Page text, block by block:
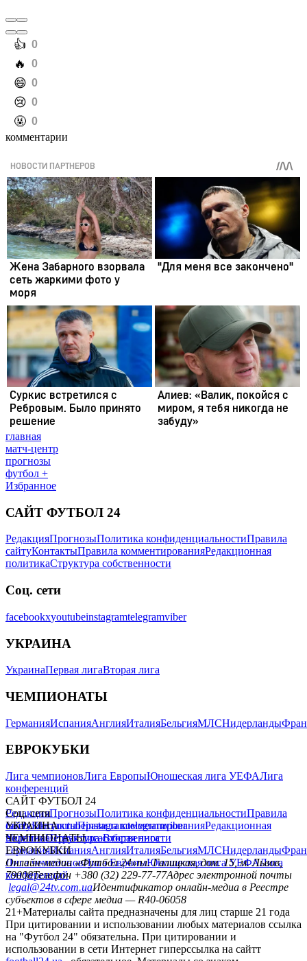
️👍 0
️🔥 0
️😄 0
️😢 0
️🤬 0
комментарии
главная
матч-центр
прогнозы
футбол +
Избранное
САЙТ ФУТБОЛ 24
РедакцияПрогнозыПолитика конфиденциальностиПравила
сайтуКонтактыПравила комментированияРедакционная
политикаСтруктура собственности
Соц. сети
facebookxyoutubeinstagramtelegramviber
УКРАИНА
УкраинаПервая лигаВторая лига
ЧЕМПИОНАТЫ
ГерманияИспанияАнглияИталияБельгияМЛСНидерланды
ЕВРОКУБКИ
Лига чемпионовЛига ЕвропыЮношеская лига УЕФАЛига
конференций
САЙТ ФУТБОЛ 24
РедакцияПрогнозыПолитика конфиденциальностиПравила
сайтуКонтактыПравила комментированияРедакционная
политикаСтруктура собственности
Соц. сети
facebookxyoutubeinstagramtelegramviber
УКРАИНА
УкраинаПервая лигаВторая лига
ЧЕМПИОНАТЫ
ГерманияИспанияАнглияИталияБельгияМЛСНидерланды
ЕВРОКУБКИ
Лига чемпионовЛига ЕвропыЮношеская лига УЕФАЛига
конференций
Онлайн-медиа «Футбол 24»пл. Галицкая, дом. 15, м. Львов,
79008Телефон +380 (32) 229-77-77Адрес электронной почты
legal@24tv.com.uaИдентификатор онлайн-медиа в Реестре
субъектов в сфере медиа — R40-06058
21+Материалы сайта предназначены для лиц старше 21 года
При цитировании и использовании любых материалов ссылка
на "Футбол 24" обязательна. При цитировании и
использовании в сети Интернет гиперссылка на сайтт